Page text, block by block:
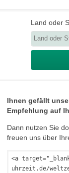
Land oder
Ihnen gefällt
Empfehlung auf
Dann nutzen Sie
freuen uns über
<a
uhrzeit.de/